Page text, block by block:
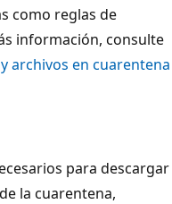
como reglas de
información, consulte
archivos en cuarentena
para descargar
la cuarentena,